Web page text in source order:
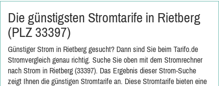
Die günstigsten Stromtarife in Rietberg
(PLZ 33397)
Günstiger Strom in Rietberg gesucht? Dann sind Sie beim Tarifo.de
Stromvergleich genau richtig. Suche Sie oben mit dem Stromrechner
nach Strom in Rietberg (33397). Das Ergebnis dieser Strom-Suche
zeigt Ihnen die günstigen Stromtarife an. Diese Stromtarife bieten eine